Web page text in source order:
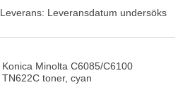
Leverans: Leveransdatum undersöks
Konica Minolta C6085/C6100
TN622C toner, cyan